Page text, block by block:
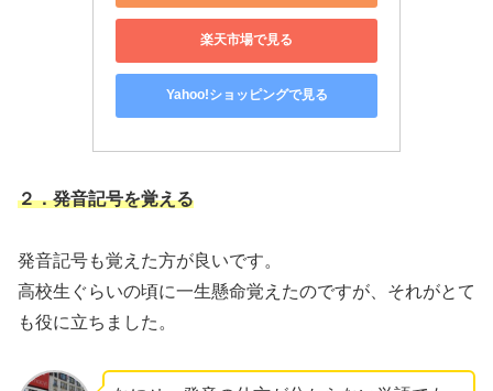
楽天市場で見る
Yahoo!ショッピングで見る
２．発音記号を覚える
発音記号も覚えた方が良いです。
高校生ぐらいの頃に一生懸命覚えたのですが、それがとて
も役に立ちました。